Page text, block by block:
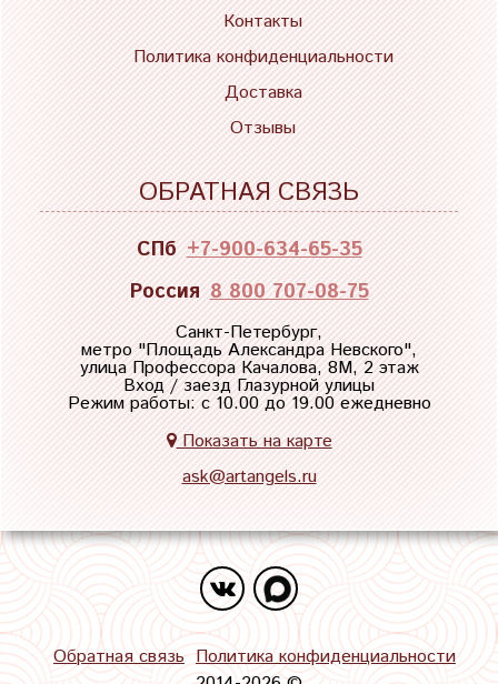
Контакты
Политика конфиденциальности
Доставка
Отзывы
ОБРАТНАЯ СВЯЗЬ
СПб +7-900-634-65-35
Россия 8 800 707-08-75
Санкт-Петербург,
метро "Площадь Александра Невского",
улица Профессора Качалова, 8М, 2 этаж
Вход / заезд Глазурной улицы
Режим работы: с 10.00 до 19.00 ежедневно
Показать на карте
ask@artangels.ru
Обратная связь Политика конфиденциальности